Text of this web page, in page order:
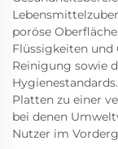
poröse
Flüssigkeiten
Reinigung sowie
Platten zu einer
bei denen
Nutzer im